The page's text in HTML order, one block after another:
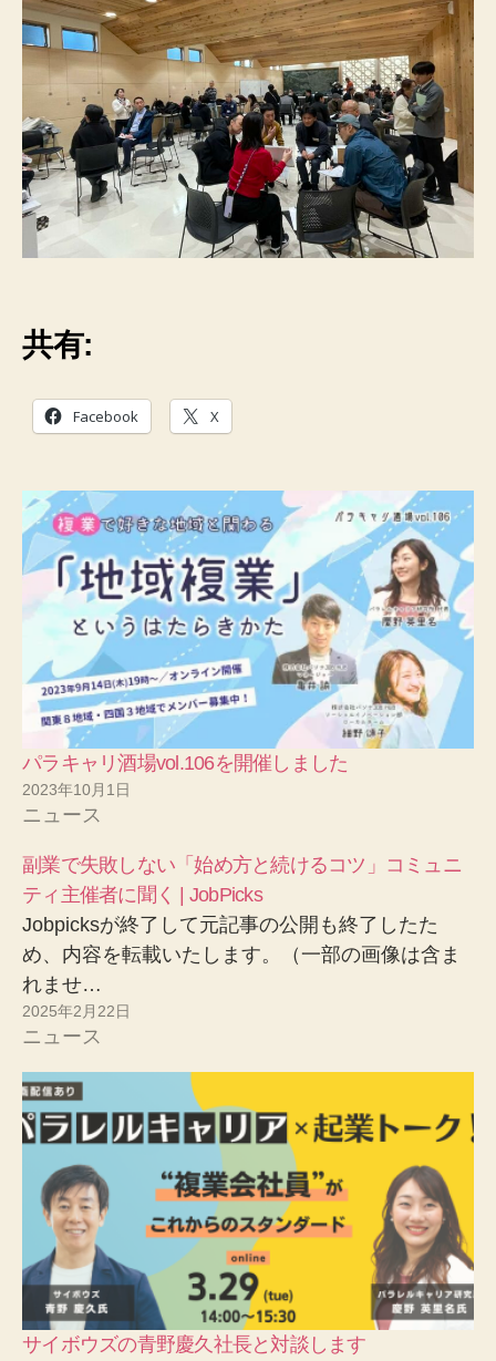
共有:
Facebook X
パラキャリ酒場vol.106を開催しました
2023年10月1日
ニュース
副業で失敗しない「始め方と続けるコツ」コミュニ
ティ主催者に聞く | JobPicks
Jobpicksが終了して元記事の公開も終了したた
め、内容を転載いたします。（一部の画像は含ま
れませ…
2025年2月22日
ニュース
サイボウズの青野慶久社長と対談します